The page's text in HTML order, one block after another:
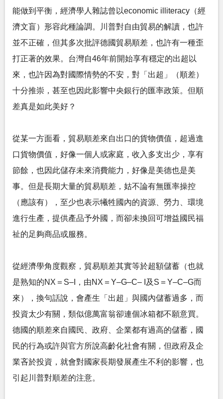
能做到平衡，經濟學人雜誌曾以economic illiteracy（經
濟文盲）形容此種論調。川普對自由貿易的解讀，也許
並不正確，但其多次批評德國貿易順差，也許有一種歪
打正著的效果。台灣自46年前開始享有穩定的出超以
來，也許因為對國際情勢的不安，對「出超」（順差）
十分推崇，甚至也因此影響中央銀行的匯率政策。但順
差真是如此美好？
從某一方面看，貿易順差來自出口的貨物價值，超過進
口貨物價值，好像一個人或家庭，收入多支出少，享有
節餘，也因此儲存未來消費能力，好像是美德也是美
事。但是長期大量的貿易順差，姑不論有無匯率操控
（應該有），至少也表示犧牲國內的資源、勞力、環境
進行生產，提供產品予外國，而卻未換回可增益國民福
祉的足夠商品或服務。
從經濟學角度觀察，貿易順差其實等於超額儲蓄（也就
是熟知的NX＝S‒I，由NX＝Y‒G‒C‒ I及S＝Y‒C‒G而
來），換句話說，會產生「出超」與國內儲蓄過多，而
投資太少有關，類似億萬富翁卻連個冰箱都不願意買。
德國的順差來自國民、政府、企業都有過高的儲蓄，國
民的行為或許與官方所說高齡化社會有關，但政府及企
業吝於投資，就會對國家長期發展產生不利的影響，也
引起川普對順差的注意。